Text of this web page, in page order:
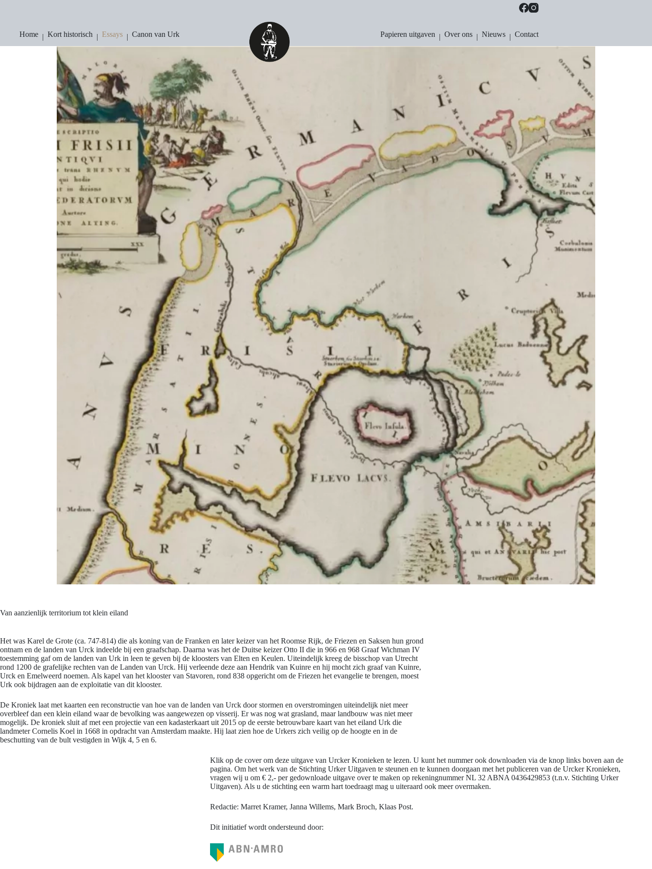
inhoud
Home Kort historisch Essays Canon van Urk Papieren uitgaven Over ons Nieuws Contact
Van aanzienlijk territorium tot klein eiland
Het was Karel de Grote (ca. 747-814) die als koning van de Franken en later keizer van het Roomse Rijk, de Friezen en Saksen hun grond
ontnam en de landen van Urck indeelde bij een graafschap. Daarna was het de Duitse keizer Otto II die in 966 en 968 Graaf Wichman IV
toestemming gaf om de landen van Urk in leen te geven bij de kloosters van Elten en Keulen. Uiteindelijk kreeg de bisschop van Utrecht
rond 1200 de grafelijke rechten van de Landen van Urck. Hij verleende deze aan Hendrik van Kuinre en hij mocht zich graaf van Kuinre,
Urck en Emelweerd noemen. Als kapel van het klooster van Stavoren, rond 838 opgericht om de Friezen het evangelie te brengen, moest
Urk ook bijdragen aan de exploitatie van dit klooster.
De Kroniek laat met kaarten een reconstructie van hoe van de landen van Urck door stormen en overstromingen uiteindelijk niet meer
overbleef dan een klein eiland waar de bevolking was aangewezen op visserij. Er was nog wat grasland, maar landbouw was niet meer
mogelijk. De kroniek sluit af met een projectie van een kadasterkaart uit 2015 op de eerste betrouwbare kaart van het eiland Urk die
landmeter Cornelis Koel in 1668 in opdracht van Amsterdam maakte. Hij laat zien hoe de Urkers zich veilig op de hoogte en in de
beschutting van de bult vestigden in Wijk 4, 5 en 6.
Klik op de cover om deze uitgave van Urcker Kronieken te lezen. U kunt het nummer ook downloaden via de knop links boven aan de
pagina. Om het werk van de Stichting Urker Uitgaven te steunen en te kunnen doorgaan met het publiceren van de Urcker Kronieken,
vragen wij u om € 2,- per gedownloade uitgave over te maken op rekeningnummer NL 32 ABNA 0436429853 (t.n.v. Stichting Urker
Uitgaven). Als u de stichting een warm hart toedraagt mag u uiteraard ook meer overmaken.
Redactie: Marret Kramer, Janna Willems, Mark Broch, Klaas Post.
Dit initiatief wordt ondersteund door: